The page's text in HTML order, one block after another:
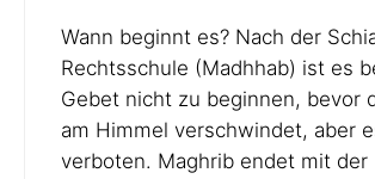
Wann beginnt es? Nach der
Rechtsschule (Madhhab) ist es
Gebet nicht zu beginnen, bevor
am Himmel verschwindet, aber
verboten. Maghrib endet mit der